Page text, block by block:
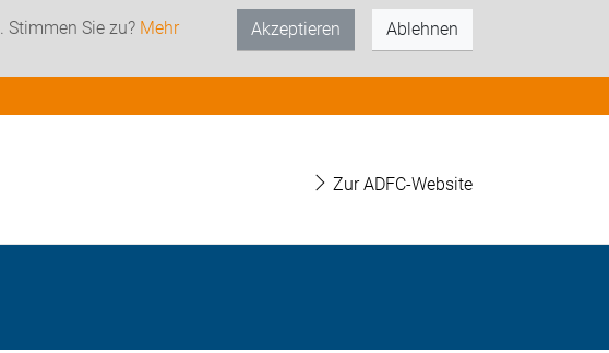
Stimmen Sie zu? Mehr
Akzeptieren Ablehnen
Zur ADFC-Website